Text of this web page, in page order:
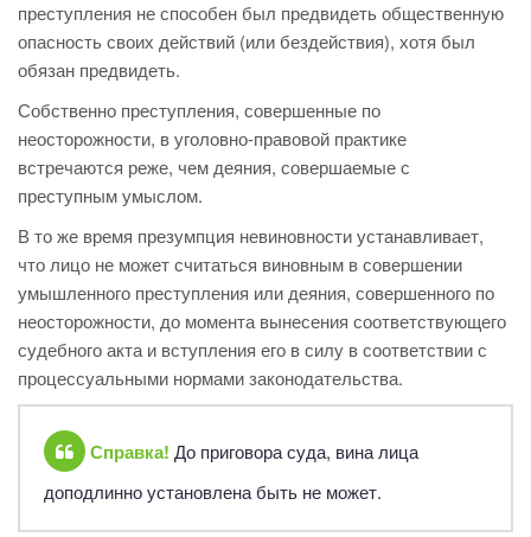
преступления не способен был предвидеть общественную
опасность своих действий (или бездействия), хотя был
обязан предвидеть.
Собственно преступления, совершенные по
неосторожности, в уголовно-правовой практике
встречаются реже, чем деяния, совершаемые с
преступным умыслом.
В то же время презумпция невиновности устанавливает,
что лицо не может считаться виновным в совершении
умышленного преступления или деяния, совершенного по
неосторожности, до момента вынесения соответствующего
судебного акта и вступления его в силу в соответствии с
процессуальными нормами законодательства.
Справка! До приговора суда, вина лица
доподлинно установлена быть не может.